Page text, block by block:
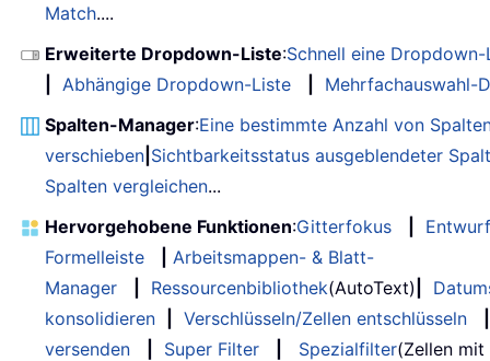
Match....
Erweiterte Dropdown-Liste:Schnell eine
Abhängige Dropdown-Liste
Mehrfachauswahl-
Spalten-Manager:Eine bestimmte Anzahl von
verschieben Sichtbarkeitsstatus ausgeblendeter
Spalten vergleichen...
Hervorgehobene Funktionen:Gitterfokus
Entwurf
Formelleiste
Arbeitsmappen- & Blatt-
Manager
Ressourcenbibliothek(AutoText)
konsolidieren
Verschlüsseln/Zellen entschlüsseln
versenden
Super Filter Spezialfilter(Zellen